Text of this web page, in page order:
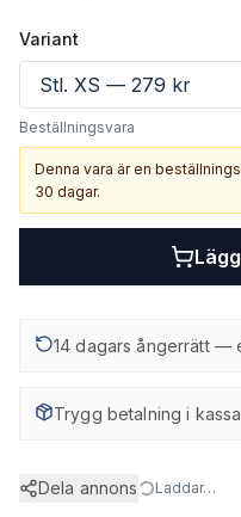
Variant
Beställningsvara
Denna vara är en
30 dagar.
14 dagars ångerrätt —
Trygg betalning i
Dela annons Laddar…